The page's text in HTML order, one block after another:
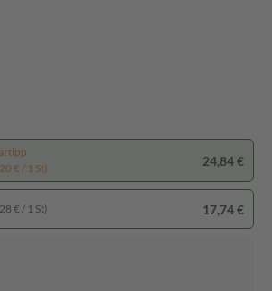
€ / 1 St)
24,84 €
€ / 1 St) 17,74 €